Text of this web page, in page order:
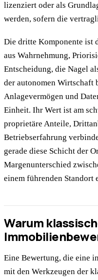
lizenziert oder als
werden, sofern die
Die dritte Komponente ist
aus Wahrnehmung,
Entscheidung, die Nagel
der autonomen Wirtschaft
Anlagevermögen und
Einheit. Ihr Wert ist am
proprietäre Anteile,
Betriebserfahrung
gerade diese Schicht der
Margenunterschied
einem führenden Standort
Warum
Eine Bewertung, die eine
mit den Werkzeugen der